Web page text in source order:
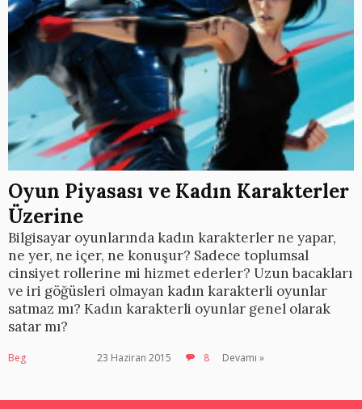
Oyun Piyasası ve Kadın Karakterler
Üzerine
Bilgisayar oyunlarında kadın karakterler ne yapar,
ne yer, ne içer, ne konuşur? Sadece toplumsal
cinsiyet rollerine mi hizmet ederler? Uzun bacakları
ve iri göğüsleri olmayan kadın karakterli oyunlar
satmaz mı? Kadın karakterli oyunlar genel olarak
satar mı?
Beg 23 Haziran 2015 8 Devamı »